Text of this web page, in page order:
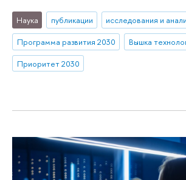
Наука публикации
исследования и
Программа развития 2030
Вышка
Приоритет 2030